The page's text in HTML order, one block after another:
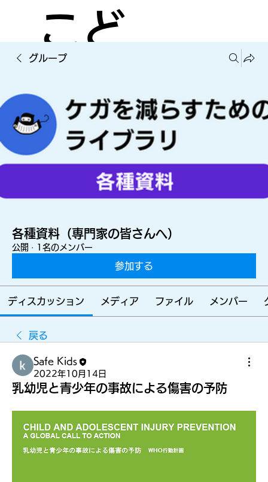
こど
もの
ケガ
を減
らす
ため
に
みん
グループ
各種資料（専門家の皆さんへ）
公開 · 1名のメンバー
参加する
ディスカッション メディア ファイル メンバー
戻る
Safe Kids
2022年10月14日
乳幼児と青少年の事故による傷害の予防